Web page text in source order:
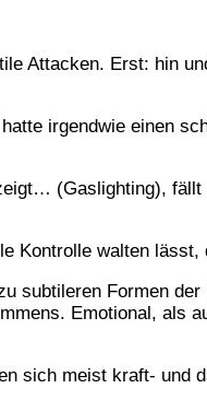
Attacken. Erst: hin
irgendwie einen
(Gaslighting),
Kontrolle walten
subtileren Formen
Emotional, als
sich meist kraft- und